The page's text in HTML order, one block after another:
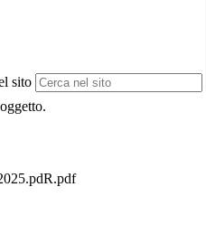
sito